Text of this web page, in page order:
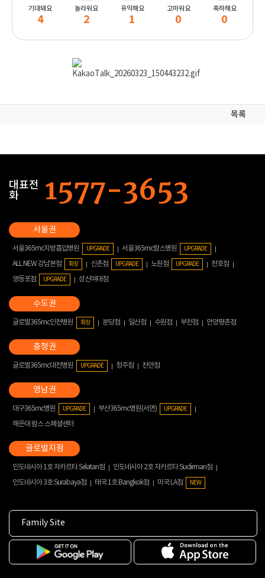
기대돼요
4
놀라워요
2
유익해요
1
고마워요
0
축하해요
0
목록
대표전
화
서울365mc지방흡입병원 UPGRADE 서울365mc람스병원 UPGRADE
ALL NEW 강남본점 확장 신촌점 UPGRADE 노원점 UPGRADE
천호점
영등포점
UPGRADE 성신여대점
글로벌365mc인천병원 확장 분당점 일산점 수원점 부천점 안양평촌점
글로벌365mc대전병원 UPGRADE 청주점 천안점
대구365mc병원 UPGRADE 부산365mc병원(서면) UPGRADE
해운대 람스 스페셜센터
인도네시아 1호 자카르타 Selatan점
인도네시아 2호 자카르타 Sudirman점
인도네시아 3호 Surabaya점
태국 1호 Bangkok점 미국 LA점 NEW
Family Site